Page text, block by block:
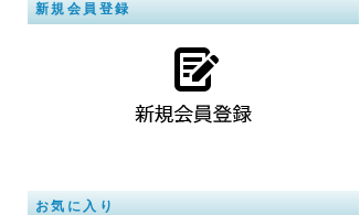
新規会員登録
お気に入り